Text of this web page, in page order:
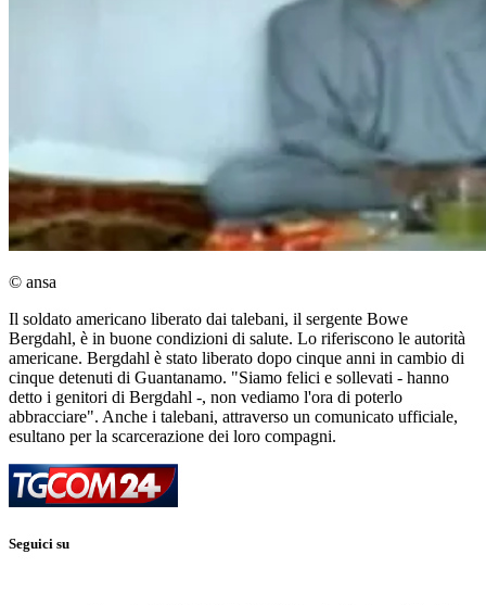
© ansa
Il soldato americano liberato dai talebani, il sergente Bowe
Bergdahl, è in buone condizioni di salute. Lo riferiscono le autorità
americane. Bergdahl è stato liberato dopo cinque anni in cambio di
cinque detenuti di Guantanamo. "Siamo felici e sollevati - hanno
detto i genitori di Bergdahl -, non vediamo l'ora di poterlo
abbracciare". Anche i talebani, attraverso un comunicato ufficiale,
esultano per la scarcerazione dei loro compagni.
Seguici su